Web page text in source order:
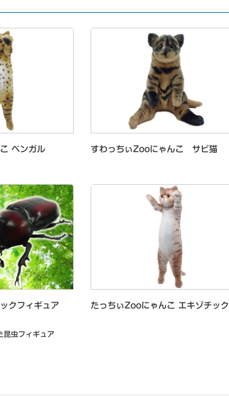
ベンガル すわっちぃZooにゃんこ サビ猫
ックフィギュア
昆虫フィギュア
たっちぃZooにゃんこ エキゾチック